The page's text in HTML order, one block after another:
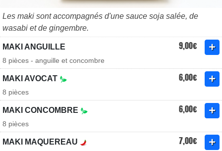
Les maki sont accompagnés d'une sauce soja salée, de
wasabi et de gingembre.
MAKI ANGUILLE 9,00€
8 pièces - anguille et concombre
MAKI AVOCAT 6,00€
8 pièces
MAKI CONCOMBRE 6,00€
8 pièces
MAKI MAQUEREAU 7,00€